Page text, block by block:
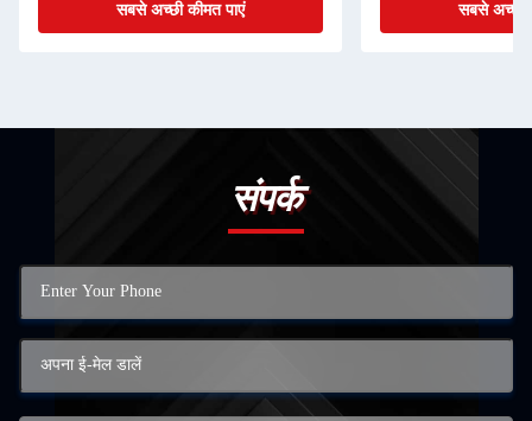
सबसे अच्छी कीमत पाएं सबसे अच्छी
संपर्क